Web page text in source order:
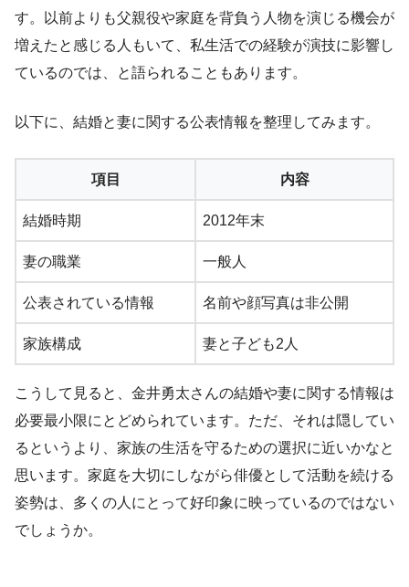
す。以前よりも父親役や家庭を背負う人物を演じる機会が
増えたと感じる人もいて、私生活での経験が演技に影響し
ているのでは、と語られることもあります。
以下に、結婚と妻に関する公表情報を整理してみます。
項目 内容
結婚時期 2012年末
妻の職業 一般人
公表されている情報 名前や顔写真は非公開
家族構成 妻と子ども2人
こうして見ると、金井勇太さんの結婚や妻に関する情報は
必要最小限にとどめられています。ただ、それは隠してい
るというより、家族の生活を守るための選択に近いかなと
思います。家庭を大切にしながら俳優として活動を続ける
姿勢は、多くの人にとって好印象に映っているのではない
でしょうか。